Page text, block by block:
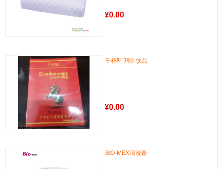
¥0.00
千杯醒 玛咖饮品
¥0.00
BIO-MEX清洗膏